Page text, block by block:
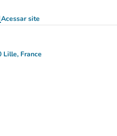
Acessar site
(novo separador)
Lille, France
Maps)